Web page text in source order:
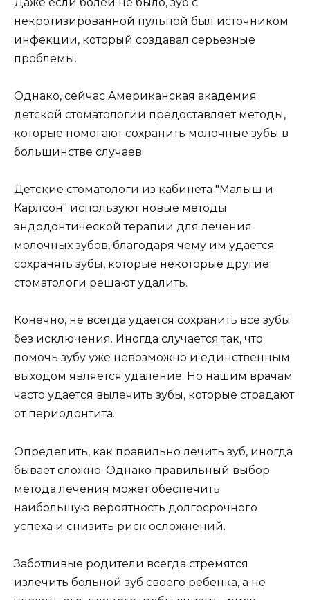
часто удается вылечить зубы, которые страдают
от периодонтита.
Определить, как правильно лечить зуб, иногда
метода лечения может обеспечить
наибольшую вероятность долгосрочного
успеха и снизить риск осложнений.
излечить больной зуб своего ребенка, а не
удалять его, для того чтобы снизить риск
развития ортодонтических проблем. Но только
врач, после проведения комплекса
диагностических процедур, включая
обязательное рентгенологическое
решение.
Так, какие условия нужны для того, чтобы
молочный зуб, пораженный периодонтитом,
смог получить вторую жизнь?
Существует два основных условия,
при которых возможно вылечить
периодонтитный моляр:
Корневые каналы должны быть
В костной ткани не должно быть
патологических изменений (воспаления),